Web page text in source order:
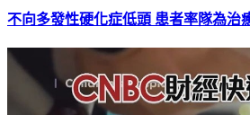
不向多發性硬化症低頭 患者率隊為治